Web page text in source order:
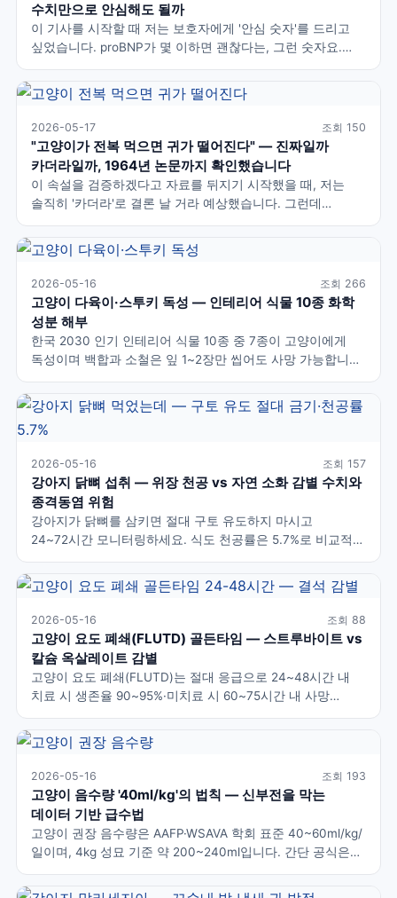
수치만으로 안심해도 될까
이 기사를 시작할 때 저는 보호자에게 '안심 숫자'를 드리고
싶었습니다. proBNP가 몇 이하면 괜찮다는, 그런 숫자요.
걸 알았습니다. 그리고 그 사실 자체가, 이 병이 무서운 진짜
이유였습니다.
2026-05-17 조회 150
"고양이가 전복 먹으면 귀가 떨어진다" — 진짜일까
카더라일까, 1964년 논문까지 확인했습니다
이 속설을 검증하겠다고 자료를 뒤지기 시작했을 때, 저는
솔직히 '카더라'로 결론 날 거라 예상했습니다. 그런데
했습니다. 결론부터 말하면, 이 속설은 완전한 거짓도, 완전한
사실도 아닙니다. '조건'이 붙는 이야기입니다.
2026-05-16 조회 266
고양이 다육이·스투키 독성 — 인테리어 식물 10종 화학
성분 해부
한국 2030 인기 인테리어 식물 10종 중 7종이 고양이에게
독성이며 백합과 소철은 잎 1~2장만 씹어도 사망 가능합니다.
입 자극, 알로에·소엽·칼란코에는 더 심각한 증상을
유발합니다. 안전한 대체는 접란·보스턴 고사리·에케베리아
등입니다.
2026-05-16 조회 157
강아지 닭뼈 섭취 — 위장 천공 vs 자연 소화 감별 수치와
종격동염 위험
강아지가 닭뼈를 삼키면 절대 구토 유도하지 마시고
24~72시간 모니터링하세요. 식도 천공률은 5.7%로 비교적
소화됩니다. 호흡 곤란·심한 구역질·피토함·복부 통증·축 처짐
·발열 중 하나라도 보이면 즉시 응급실로 가야 합니다.
2026-05-16 조회 88
고양이 요도 폐쇄(FLUTD) 골든타임 — 스트루바이트 vs
칼슘 옥살레이트 감별
고양이 요도 폐쇄(FLUTD)는 절대 응급으로 24~48시간 내
치료 시 생존율 90~95%·미치료 시 60~75시간 내 사망
스트루바이트(알칼리뇨 pH 6.5+)는 식이로 용해 가능하지만
칼슘 옥살레이트(산성뇨 pH ≤6.0)는 수술이 필요합니다.
2026-05-16 조회 193
고양이 음수량 '40ml/kg'의 법칙 — 신부전을 막는
데이터 기반 급수법
고양이 권장 음수량은 AAFP·WSAVA 학회 표준 40~60ml/kg/
일이며, 4kg 성묘 기준 약 200~240ml입니다. 간단 공식은
습식은 80%로 실질 음수량 차이가 8배이며, 건식 위주